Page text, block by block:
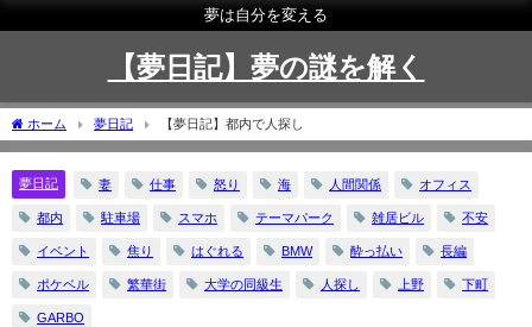
夢は自分を変える
【夢日記】夢の謎を解く
ホーム 夢日記 【夢日記】都内で人探し
夢日記 妻 仕事 怒り 海 人間関係 オフィス
都内 駐車場 スマホ テーマパーク 雑居ビル 不安
イベント 焦り はぐれる BMW 酔っ払い 長編
ポケベル 繁華街 大学の同級生 人探し 上野 下町
GARBO